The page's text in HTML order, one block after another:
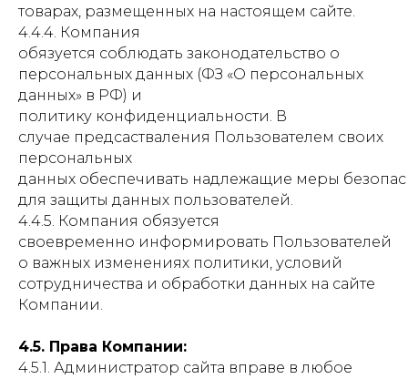
товарах, размещенных на настоящем сайте.
4.4.4. Компания
обязуется соблюдать законодательство о
персональных данных (ФЗ «О персональных
данных» в РФ) и
политику конфиденциальности. В
случае предсастваления Пользователем своих
персональных
данных обеспечивать надлежащие меры
для защиты данных пользователей.
4.4.5. Компания обязуется
своевременно информировать Пользователей
о важных изменениях политики, условий
сотрудничества и обработки данных на сайте
Компании.
4.5. Права Компании:
4.5.1. Администратор сайта вправе в любое